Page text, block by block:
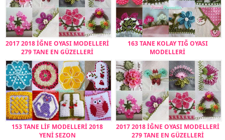
2017 2018 İĞNE OYASI MODELLERİ
279 TANE EN GÜZELLERİ
163 TANE KOLAY TIĞ OYASI
MODELLERİ
153 TANE LİF MODELLERİ 2018
YENİ SEZON
2017 2018 İĞNE OYASI MODELLERİ
279 TANE EN GÜZELLERİ